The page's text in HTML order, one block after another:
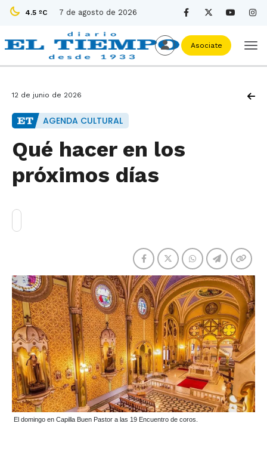
4.5 ºC 7 de agosto de 2026
Asociate
12 de junio de 2026
AGENDA CULTURAL
Qué hacer en los
próximos días
El domingo en Capilla Buen Pastor a las 19 Encuentro de coros.